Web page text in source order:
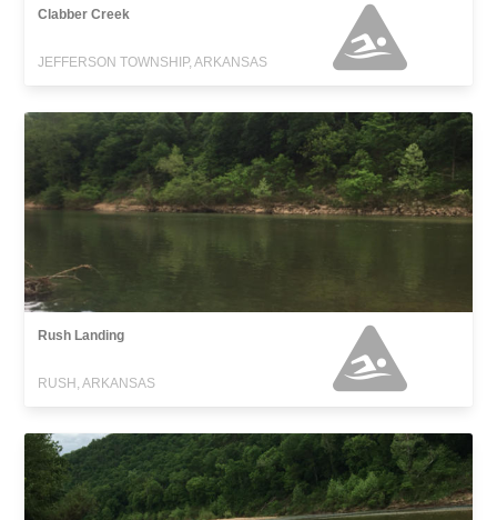
Clabber Creek
JEFFERSON TOWNSHIP, ARKANSAS
Rush Landing
RUSH, ARKANSAS